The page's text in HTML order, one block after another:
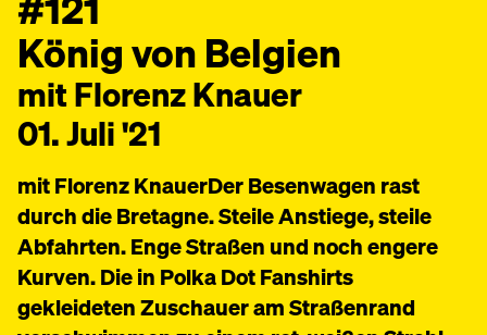
König von Belgien
mit Florenz Knauer
01. Juli '21
mit Florenz KnauerDer Besenwagen rast
durch die Bretagne. Steile Anstiege, steile
Abfahrten. Enge Straßen und noch engere
Kurven. Die in Polka Dot Fanshirts
gekleideten Zuschauer am Straßenrand